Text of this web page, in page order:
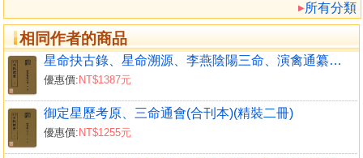
所有分類
相同作者的商品
星命抉古錄、星命溯源、李燕陰陽三命、演禽通纂、禽星易見、星學大成(合刊)(精裝二冊)
優惠價: NT$1387元
御定星歷考原、三命通會(合刊本)(精裝二冊)
優惠價: NT$1255元